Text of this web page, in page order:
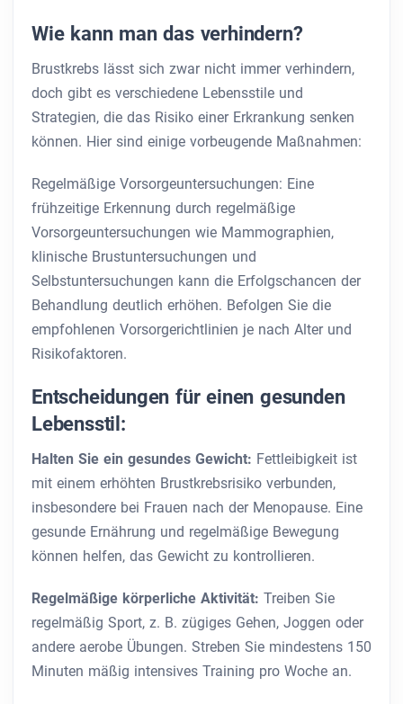
Wie kann man das verhindern?
Brustkrebs lässt sich zwar nicht immer verhindern,
doch gibt es verschiedene Lebensstile und
Strategien, die das Risiko einer Erkrankung senken
können. Hier sind einige vorbeugende Maßnahmen:
Regelmäßige Vorsorgeuntersuchungen: Eine
frühzeitige Erkennung durch regelmäßige
Vorsorgeuntersuchungen wie Mammographien,
klinische Brustuntersuchungen und
Selbstuntersuchungen kann die Erfolgschancen der
Behandlung deutlich erhöhen. Befolgen Sie die
empfohlenen Vorsorgerichtlinien je nach Alter und
Risikofaktoren.
Entscheidungen für einen gesunden
Lebensstil:
Halten Sie ein gesundes Gewicht: Fettleibigkeit ist
mit einem erhöhten Brustkrebsrisiko verbunden,
insbesondere bei Frauen nach der Menopause. Eine
gesunde Ernährung und regelmäßige Bewegung
können helfen, das Gewicht zu kontrollieren.
Regelmäßige körperliche Aktivität: Treiben Sie
regelmäßig Sport, z. B. zügiges Gehen, Joggen oder
andere aerobe Übungen. Streben Sie mindestens 150
Minuten mäßig intensives Training pro Woche an.